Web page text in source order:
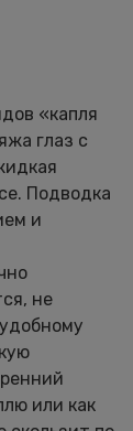
«капля
глаз с
Подводка
и
не
или как